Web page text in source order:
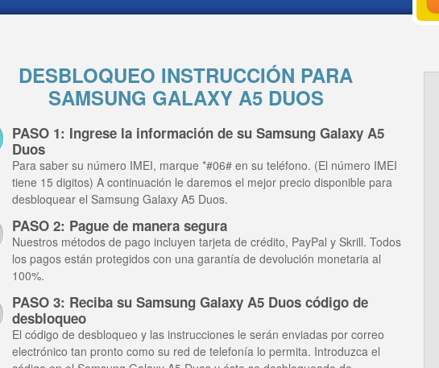
DESBLOQUEO INSTRUCCIÓN PARA
SAMSUNG GALAXY A5 DUOS
PASO 1: Ingrese la información de su Samsung Galaxy A5
Duos
Para saber su número IMEI, marque *#06# en su teléfono. (El número IMEI
tiene 15 digitos) A continuación le daremos el mejor precio disponible para
desbloquear el Samsung Galaxy A5 Duos.
PASO 2: Pague de manera segura
Nuestros métodos de pago incluyen tarjeta de crédito, PayPal y Skrill. Todos
los pagos están protegidos con una garantía de devolución monetaria al
100%.
PASO 3: Reciba su Samsung Galaxy A5 Duos código de
desbloqueo
El código de desbloqueo y las instrucciones le serán enviadas por correo
electrónico tan pronto como su red de telefonía lo permita. Introduzca el